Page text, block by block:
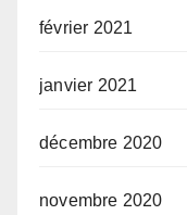
février 2021
janvier 2021
décembre 2020
novembre 2020